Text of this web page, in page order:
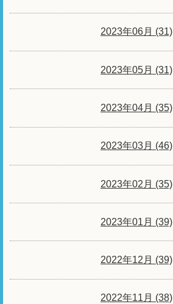
2023年06月 (31)
2023年05月 (31)
2023年04月 (35)
2023年03月 (46)
2023年02月 (35)
2023年01月 (39)
2022年12月 (39)
2022年11月 (38)